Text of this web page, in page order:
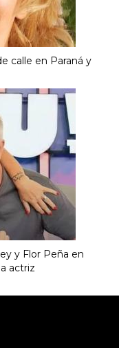
calle en Paraná y
y Flor Peña en
actriz